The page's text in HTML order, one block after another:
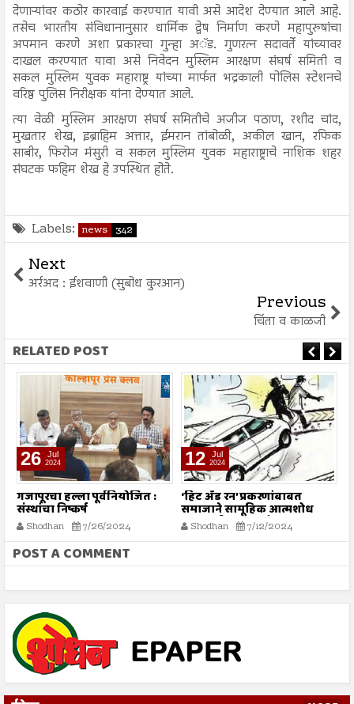
देणाऱ्यांवर कठोर कारवाई करण्यात यावी असे आदेश देण्यात आले आहे.
तसेच भारतीय संविधानानुसार धार्मिक द्वेष निर्माण करणे महापुरुषांचा
अपमान करणे अशा प्रकारचा गुन्हा अॅड. गुणरत्न सदावर्ते यांच्यावर
दाखल करण्यात यावा असे निवेदन मुस्लिम आरक्षण संघर्ष समिती व
सकल मुस्लिम युवक महाराष्ट्र यांच्या मार्फत भद्रकाली पोलिस स्टेशनचे
वरिष्ठ पुलिस निरीक्षक यांना देण्यात आले.
त्या वेळी मुस्लिम आरक्षण संघर्ष समितीचे अजीज पठाण, रशीद चांद,
मुखतार शेख, इब्राहिम अत्तार, ईमरान तांबोळी, अकील खान, रफिक
साबीर, फिरोज मंसुरी व सकल मुस्लिम युवक महाराष्ट्राचे नाशिक शहर
संघटक फहिम शेख हे उपस्थित होते.
Labels: news 342
Next
अर्रअद : ईशवाणी (सुबोध कुरआन)
Previous
चिंता व काळजी
RELATED POST
26 Jul
2024
गजापूरचा हल्ला पूर्वनियोजित :
संस्थांचा निष्कर्ष
Shodhan 7/26/2024
12 Jul
2024
‘हिट अँड रन’ प्रकरणांबाबत
समाजाने सामूहिक आत्मशोध
करण्याची गरज - मौलाना
इलियास खान फलाही
Shodhan 7/12/2024
POST A COMMENT